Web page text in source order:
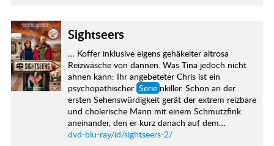
Sightseers
… Koffer inklusive eigens gehäkelter altrosa
Reizwäsche von dannen. Was Tina jedoch nicht
ahnen kann: Ihr angebeteter Chris ist ein
psychopathischer Serie nkiller. Schon an der
ersten Sehenswürdigkeit gerät der extrem reizbare
und cholerische Mann mit einem Schmutzfink
aneinander, den er kurz danach auf dem…
dvd-blu-ray/id/sightseers-2/